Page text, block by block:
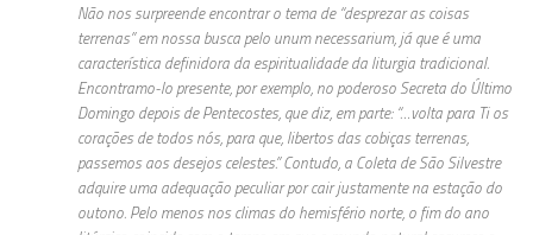
Não nos surpreende encontrar o tema de “desprezar as coisas
terrenas” em nossa busca pelo unum necessarium, já que é uma
característica definidora da espiritualidade da liturgia tradicional.
Encontramo-lo presente, por exemplo, no poderoso Secreta do Último
Domingo depois de Pentecostes, que diz, em parte: “…volta para Ti os
corações de todos nós, para que, libertos das cobiças terrenas,
passemos aos desejos celestes.” Contudo, a Coleta de São Silvestre
adquire uma adequação peculiar por cair justamente na estação do
outono. Pelo menos nos climas do hemisfério norte, o fim do ano